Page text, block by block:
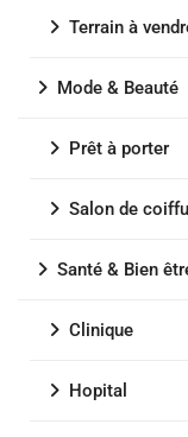
Terrain à
Mode & Beauté
Prêt à porter
Salon de
Santé & Bien
Clinique
Hopital